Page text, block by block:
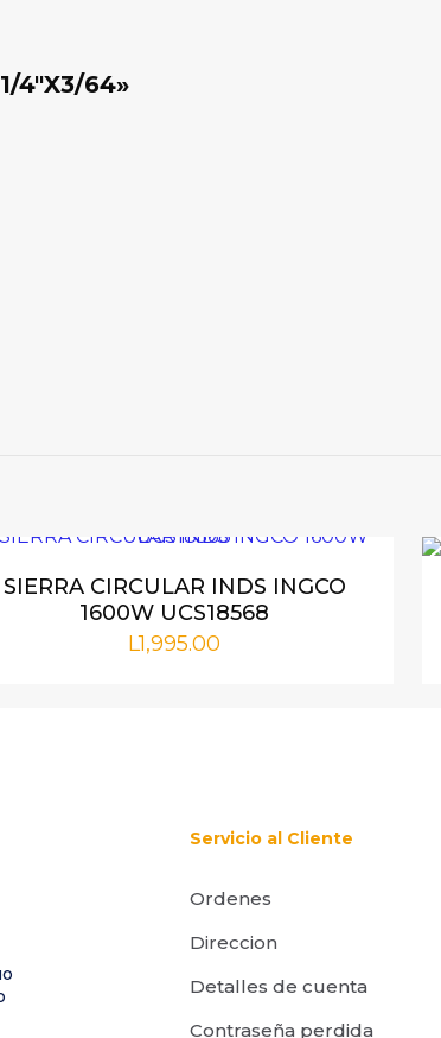
4″X3/64»
no será publicada.
Los campos
correo
SIERRA CIRCULAR INDS INGCO
1600W UCS18568
L1,995.00
Servicio al Cliente
Ordenes
Direccion
Detalles de cuenta
Contraseña perdida